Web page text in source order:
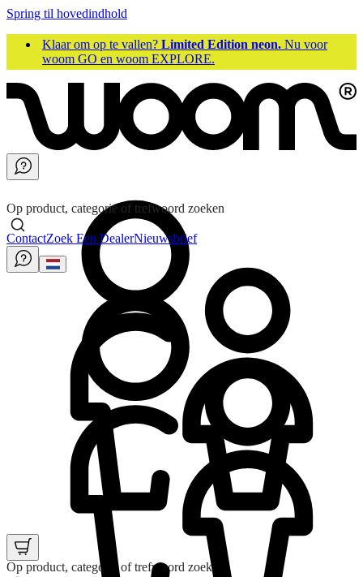
Spring til hovedindhold
Klaar om op te vallen? Limited Edition neon. Nu voor
woom GO en woom EXPLORE.
Op product, categorie of trefwoord zoeken
Op product, categorie of trefwoord zoeken
ContactZoek Een DealerNieuwsbrief